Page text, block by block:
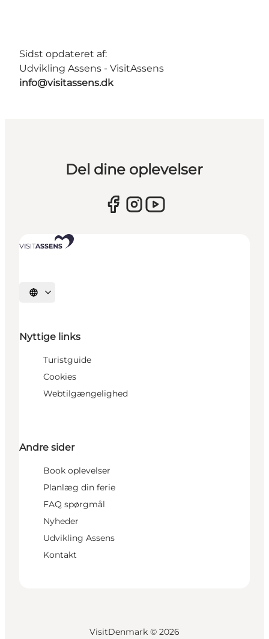
Sidst opdateret af:
Udvikling Assens - VisitAssens
info@visitassens.dk
Del dine oplevelser
Vælg sprog
Nyttige links
Turistguide
Cookies
Webtilgængelighed
Andre sider
Book oplevelser
Planlæg din ferie
FAQ spørgmål
Nyheder
Udvikling Assens
Kontakt
VisitDenmark © 2026